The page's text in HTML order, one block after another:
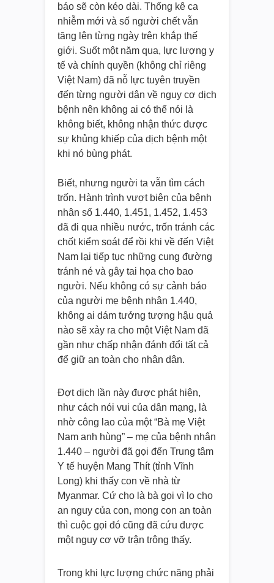
báo sẽ còn kéo dài. Thống kê ca
nhiễm mới và số người chết vẫn
tăng lên từng ngày trên khắp thế
giới. Suốt một năm qua, lực lượng y
tế và chính quyền (không chỉ riêng
Việt Nam) đã nỗ lực tuyên truyền
đến từng người dân về nguy cơ dịch
bệnh nên không ai có thể nói là
không biết, không nhận thức được
sự khủng khiếp của dịch bệnh một
khi nó bùng phát.
Biết, nhưng người ta vẫn tìm cách
trốn. Hành trình vượt biên của bệnh
nhân số 1.440, 1.451, 1.452, 1.453
đã đi qua nhiều nước, trốn tránh các
chốt kiểm soát để rồi khi về đến Việt
Nam lại tiếp tục những cung đường
tránh né và gây tai họa cho bao
người. Nếu không có sự cảnh báo
của người mẹ bệnh nhân 1.440,
không ai dám tưởng tượng hậu quả
nào sẽ xảy ra cho một Việt Nam đã
gần như chấp nhận đánh đổi tất cả
để giữ an toàn cho nhân dân.
Đợt dịch lần này được phát hiện,
như cách nói vui của dân mạng, là
nhờ công lao của một “Bà mẹ Việt
Nam anh hùng” – mẹ của bệnh nhân
1.440 – người đã gọi đến Trung tâm
Y tế huyện Mang Thít (tỉnh Vĩnh
Long) khi thấy con về nhà từ
Myanmar. Cứ cho là bà gọi vì lo cho
an nguy của con, mong con an toàn
thì cuộc gọi đó cũng đã cứu được
một nguy cơ vỡ trận trông thấy.
Trong khi lực lượng chức năng phải